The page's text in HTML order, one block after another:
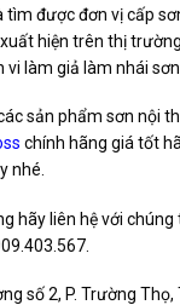
tìm được đơn vị cấp
hiện trên thị
vi làm giả làm nhái
sản phẩm sơn nội
chính hãng giá tốt
nhé.
hãy liên hệ với chúng
số 2, P. Trường Thọ,